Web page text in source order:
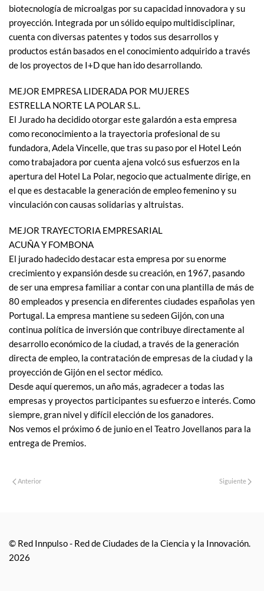
biotecnología de microalgas por su capacidad innovadora y su
proyección. Integrada por un sólido equipo multidisciplinar,
cuenta con diversas patentes y todos sus desarrollos y
productos están basados en el conocimiento adquirido a través
de los proyectos de I+D que han ido desarrollando.
MEJOR EMPRESA LIDERADA POR MUJERES
ESTRELLA NORTE LA POLAR S.L.
El Jurado ha decidido otorgar este galardón a esta empresa
como reconocimiento a la trayectoria profesional de su
fundadora, Adela Vincelle, que tras su paso por el Hotel León
como trabajadora por cuenta ajena volcó sus esfuerzos en la
apertura del Hotel La Polar, negocio que actualmente dirige, en
el que es destacable la generación de empleo femenino y su
vinculación con causas solidarias y altruistas.
MEJOR TRAYECTORIA EMPRESARIAL
ACUÑA Y FOMBONA
El jurado hadecido destacar esta empresa por su enorme
crecimiento y expansión desde su creación, en 1967, pasando
de ser una empresa familiar a contar con una plantilla de más de
80 empleados y presencia en diferentes ciudades españolas yen
Portugal. La empresa mantiene su sedeen Gijón, con una
continua política de inversión que contribuye directamente al
desarrollo económico de la ciudad, a través de la generación
directa de empleo, la contratación de empresas de la ciudad y la
proyección de Gijón en el sector médico.
Desde aquí queremos, un año más, agradecer a todas las
empresas y proyectos participantes su esfuerzo e interés. Como
siempre, gran nivel y difícil elección de los ganadores.
Nos vemos el próximo 6 de junio en el Teatro Jovellanos para la
entrega de Premios.
Anterior Siguiente
© Red Innpulso - Red de Ciudades de la Ciencia y la Innovación.
2026